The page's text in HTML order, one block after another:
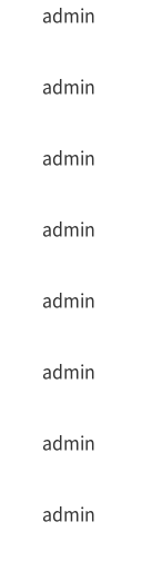
admin
admin
admin
admin
admin
admin
admin
admin